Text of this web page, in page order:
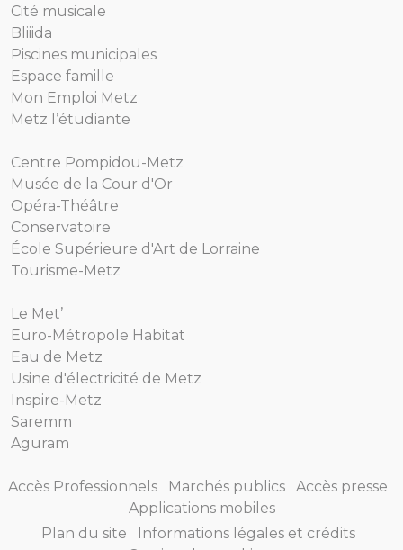
Cité musicale
Bliiida
Piscines municipales
Espace famille
Mon Emploi Metz
Metz l’étudiante
Centre Pompidou-Metz
Musée de la Cour d'Or
Opéra-Théâtre
Conservatoire
École Supérieure d'Art de Lorraine
Tourisme-Metz
Le Met’
Euro-Métropole Habitat
Eau de Metz
Usine d'électricité de Metz
Inspire-Metz
Saremm
Aguram
Accès Professionnels Marchés publics
Accès presse
Applications mobiles
Plan du site
Informations légales et crédits